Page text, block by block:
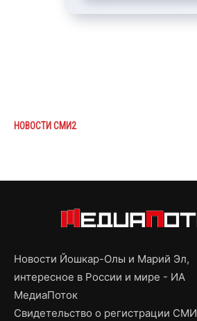
НОВОСТИ СМИ2
Новости Йошкар-Олы и Марий Эл,
интересное в России и мире - ИА
МедиаПоток
Свидетельство о регистрации СМИ